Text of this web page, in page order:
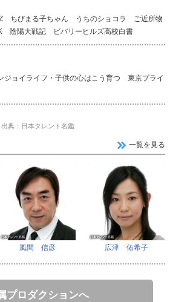
Z ちびまる子ちゃん うちのショコラ ご近所物
陽大戦記 ビバリーヒルズ高校白書
ョイライフ・子供の心はこう育つ 東京プライ
出典：日本タレント名鑑
一覧を見る
風間 信彦 広津 佑希子
プロダクションへ